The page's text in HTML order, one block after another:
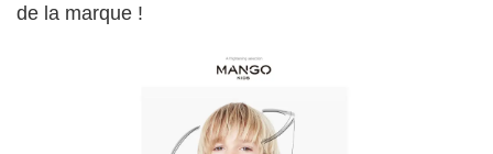
de la marque !